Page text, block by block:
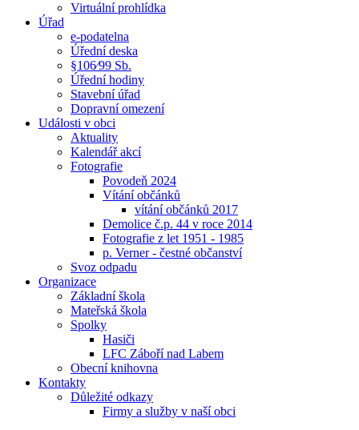
Virtuální prohlídka
Úřad
e-podatelna
Úřední deska
§106⁄99 Sb.
Úřední hodiny
Stavební úřad
Dopravní omezení
Události v obci
Aktuality
Kalendář akcí
Fotografie
Povodeň 2024
Vítání občánků
vítání občánků 2017
Demolice č.p. 44 v roce 2014
Fotografie z let 1951 - 1985
p. Verner - čestné občanství
Svoz odpadu
Organizace
Základní škola
Mateřská škola
Spolky
Hasiči
LFC Záboří nad Labem
Obecní knihovna
Kontakty
Důležité odkazy
Firmy a služby v naší obci